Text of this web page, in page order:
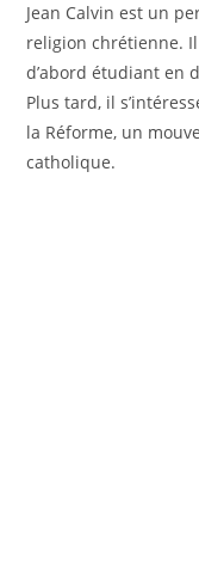
Jean Calvin est un
religion chrétienne.
d’abord étudiant en
Plus tard, il
la Réforme, un
catholique.